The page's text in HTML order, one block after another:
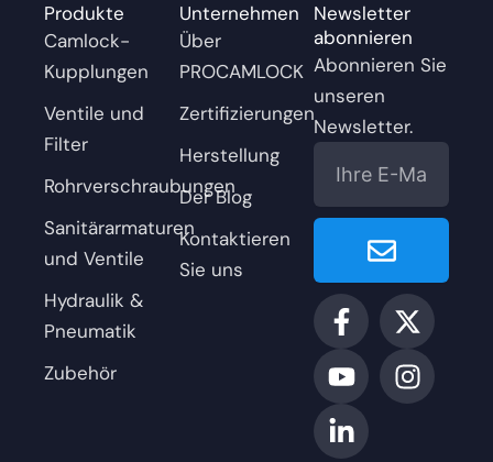
Produkte
Camlock-
Kupplungen
Ventile und
Filter
Rohrverschraubungen
Sanitärarmaturen
und Ventile
Hydraulik &
Pneumatik
Zubehör
Unternehmen
Über
PROCAMLOCK
Zertifizierungen
Herstellung
Der Blog
Kontaktieren
Sie uns
Newsletter
abonnieren
Abonnieren Sie
unseren
Newsletter.
E-
Mail
Enviar
F
a
c
e
b
o
X
-
T
w
i
Y
o
u
t
u
b
I
n
s
t
a
L
i
n
k
e
d